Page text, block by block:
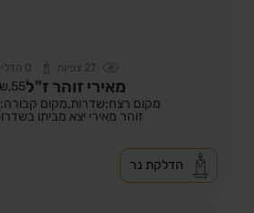
27 צפיות 0
מאירי זוהר ז"ל55,
מקום רצח:שדרות,מקום
זוהר מאירי יצא מביתו
הדלקת נר